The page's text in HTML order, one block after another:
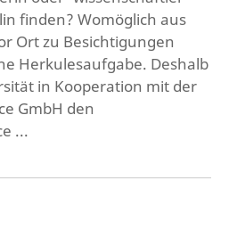
finden? Womöglich aus
Ort zu Besichtigungen
Herkulesaufgabe. Deshalb
in Kooperation mit der
GmbH den
...